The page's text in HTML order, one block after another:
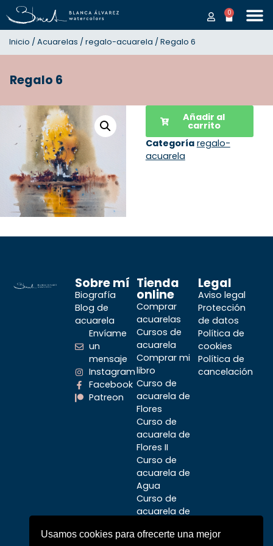
Usamos cookies para ofrecerte una mejor
0
Inicio / Acuarelas / regalo-acuarela / Regalo 6
Regalo 6
Añadir al
carrito
Categoría regalo-
acuarela
Sobre mí
Biografía
Blog de
acuarela
Envíame
un
mensaje
Instagram
Facebook
Patreon
Tienda
online
Comprar
acuarelas
Cursos de
acuarela
Comprar mi
libro
Curso de
acuarela de
Flores
Curso de
acuarela de
Flores II
Curso de
acuarela de
Agua
Curso de
acuarela de
Curso de
Legal
Aviso legal
Protección
de datos
Política de
cookies
Política de
cancelación